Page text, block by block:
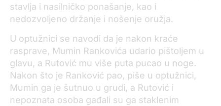
stavlja i nasilničko ponašanje, kao i
nedozvoljeno držanje i nošenje oružja.
U optužnici se navodi da je nakon kraće
rasprave, Mumin Rankovića udario pištoljem u
glavu, a Rutović mu više puta pucao u noge.
Nakon što je Ranković pao, piše u optužnici,
Mumin ga je šutnuo u grudi, a Rutović i
nepoznata osoba gađali su ga staklenim